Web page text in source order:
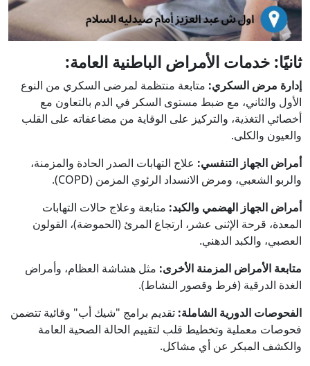
ثانيًا: خدمات الأمراض الباطنية العامة:
إدارة مرض السكري: متابعة منتظمة لمرضى السكري من النوع
الأول والثاني، مع ضبط مستوى السكر في الدم بالتعاون مع
أخصائي التغذية، والتركيز على الوقاية من مضاعفاته على القلب
والعيون والكلى.
أمراض الجهاز التنفسي: علاج التهابات الصدر الحادة والمزمنة،
والربو الشعبي، ومرض الانسداد الرئوي المزمن (COPD).
أمراض الجهاز الهضمي والكبد: متابعة وعلاج حالات التهابات
المعدة، قرحة الإثنى عشر، ارتجاع المرئ (الحموضة)، القولون
العصبي، والكبد الدهني.
متابعة الأمراض المزمنة الأخرى: مثل هشاشة العظام، وأمراض
الغدة الدرقية (فرط وقصور النشاط).
الفحوصات الدورية الشاملة: تقديم برامج "شيك أب" وقائية تتضمن
فحوصات معملية وتخطيط قلب لتقييم الحالة الصحية العامة
والكشف المبكر عن أي مشاكل.